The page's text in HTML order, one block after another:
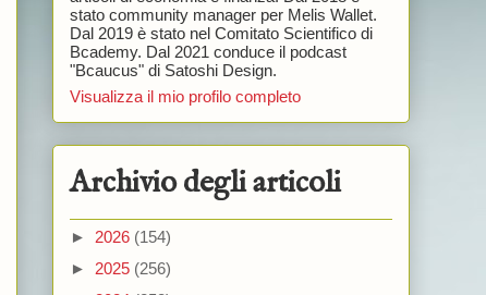
stato community manager per Melis Wallet.
Dal 2019 è stato nel Comitato Scientifico di
Bcademy. Dal 2021 conduce il podcast
"Bcaucus" di Satoshi Design.
Visualizza il mio profilo completo
Archivio degli articoli
► 2026 (154)
► 2025 (256)